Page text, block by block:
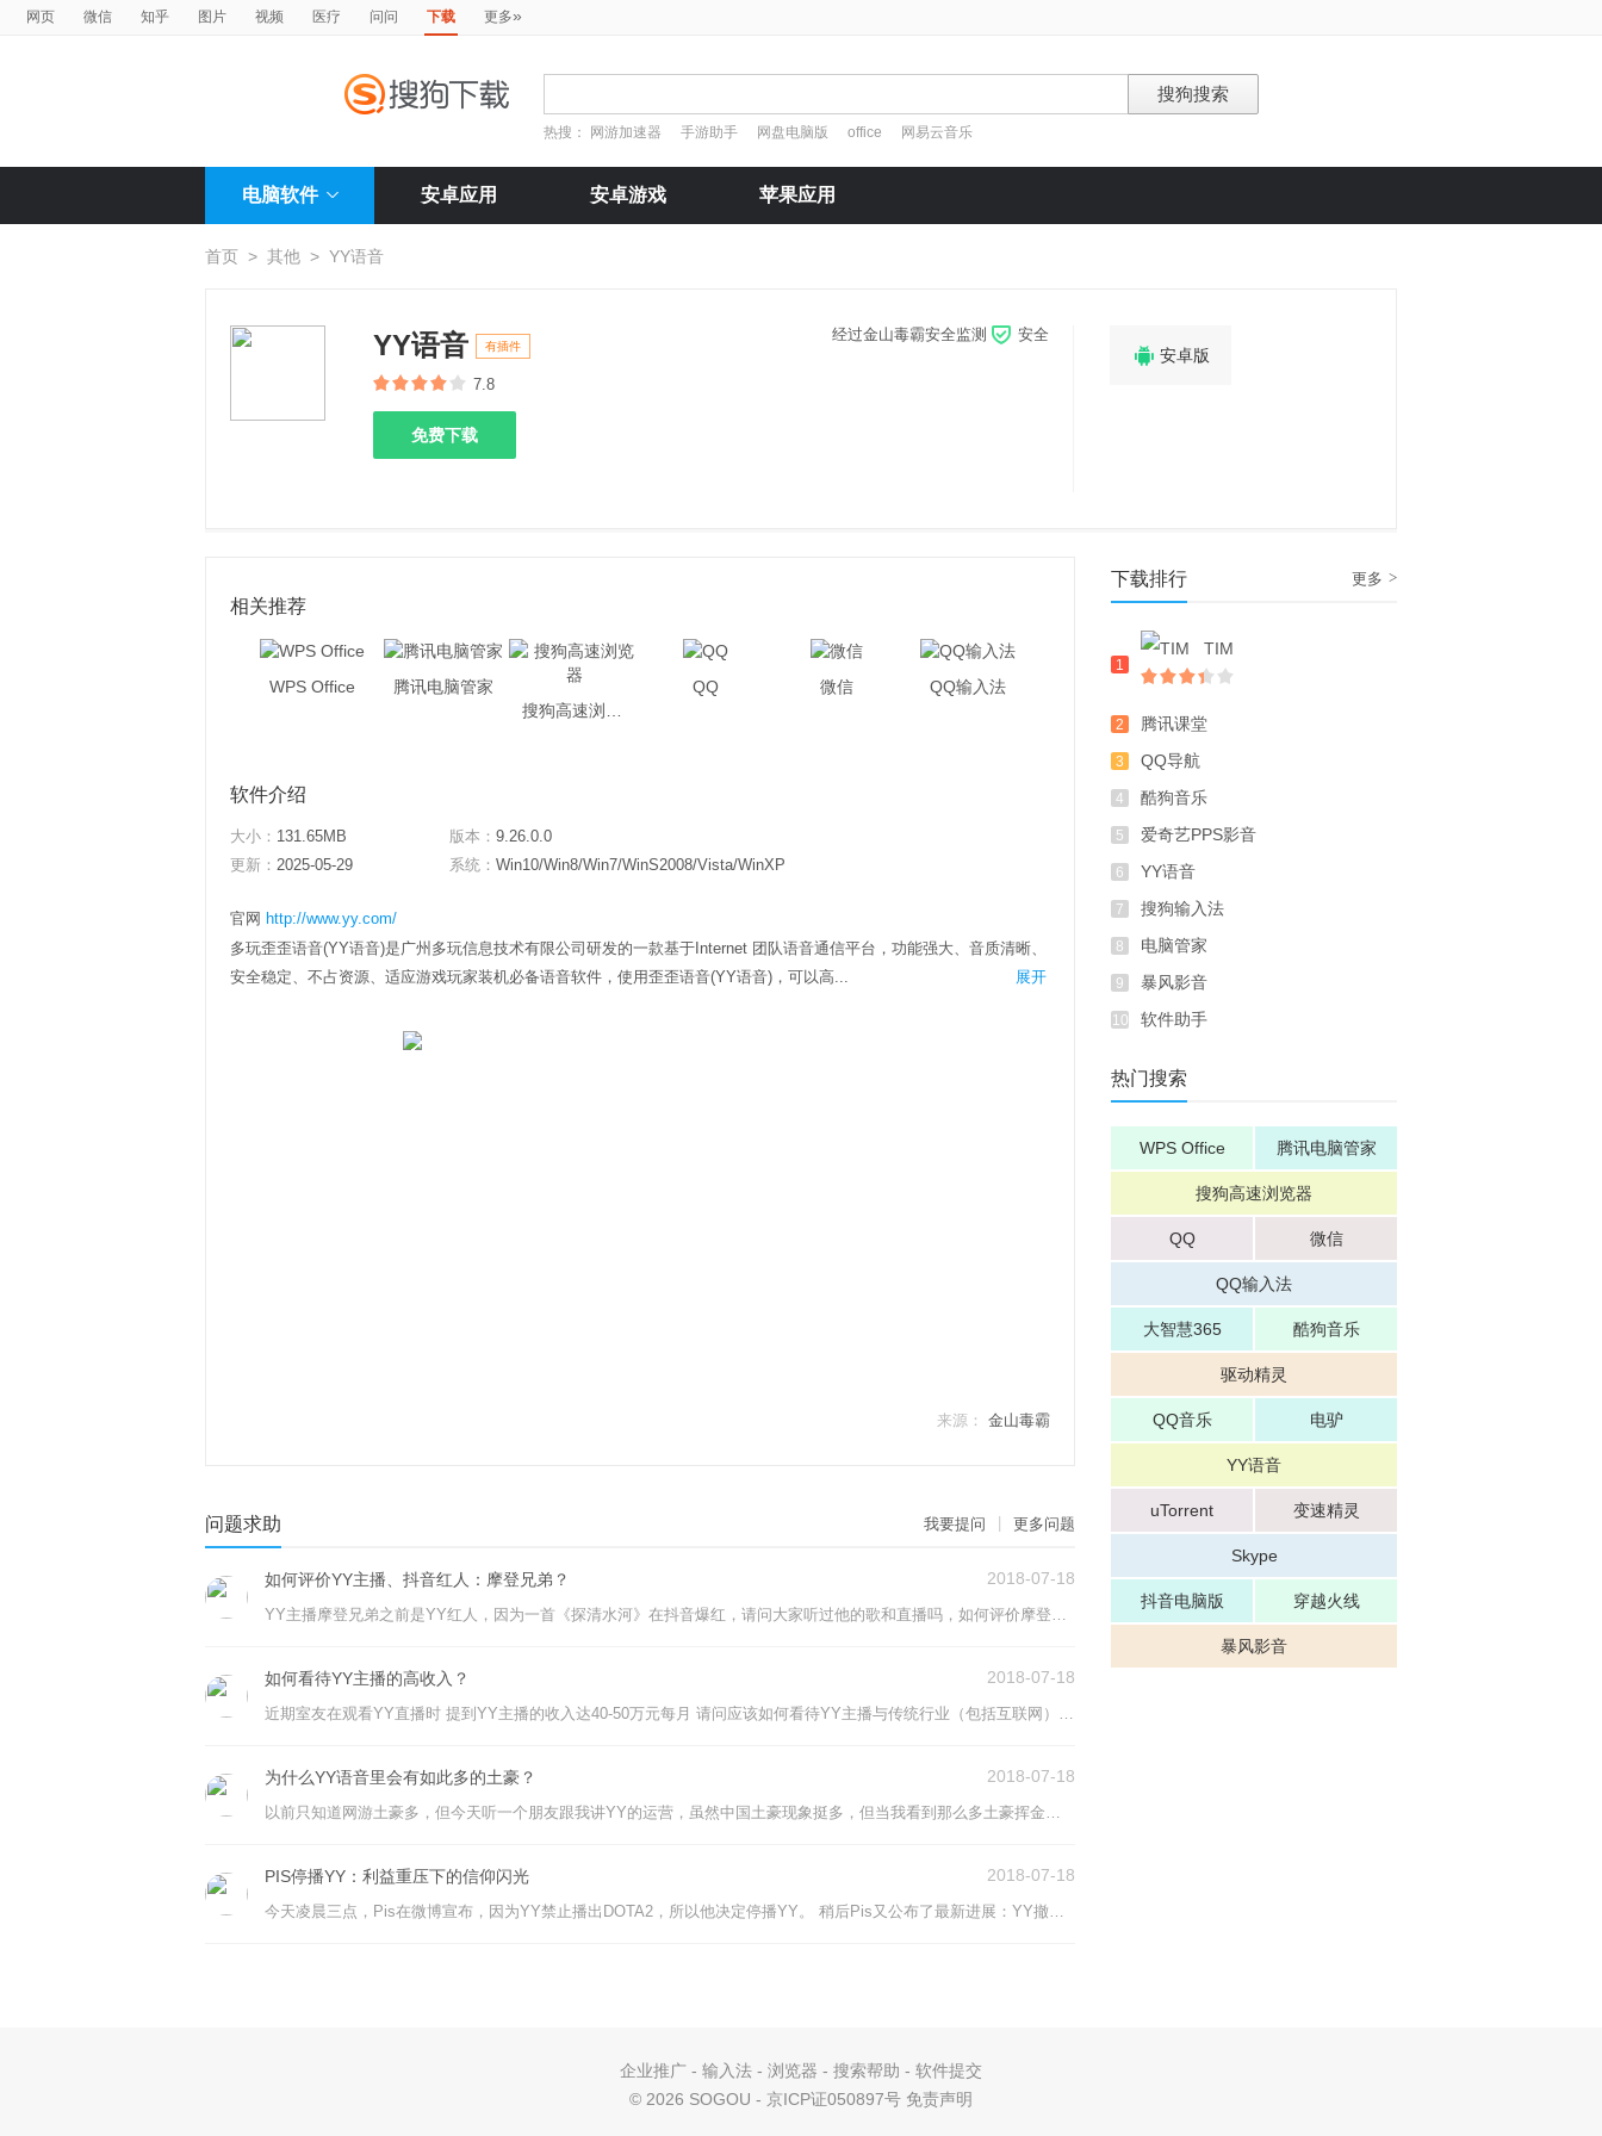
网页 微信 知乎 图片 视频 医疗 问问 下载 更多»
热搜： 网游加速器 手游助手 网盘电脑版 office 网易云音乐
电脑软件 安卓应用 安卓游戏 苹果应用
首页 > 其他 > YY语音
 安卓版
YY语音 有插件
7.8
免费下载
经过金山毒霸安全监测 安全
相关推荐
WPS Office
腾讯电脑管家
QQ 微信 QQ输入法
软件介绍
大小： 131.65MB 版本： 9.26.0.0
更新： 2025-05-29 系统： Win10/Win8/Win7/WinS2008/Vista/WinXP
官网 http://www.yy.com/
多玩歪歪语音(YY语音)是广州多玩信息技术有限公司研发的一款基于Internet 团队语音通信平台，功能强大、音质清晰、
安全稳定、不占资源、适应游戏玩家装机必备语音软件，使用歪歪语音(YY语音)，可以高...
展开
来源： 金山毒霸
问题求助 我要提问 更多问题
如何评价YY主播、抖音红人：摩登兄弟？
YY主播摩登兄弟之前是YY红人，因为一首《探清水河》在抖音爆红，请问大家听过他的歌和直播吗，如何评价摩登兄弟？
2018-07-18
如何看待YY主播的高收入？
近期室友在观看YY直播时 提到YY主播的收入达40-50万元每月 请问应该如何看待YY主播与传统行业（包括互联网）的工作
2018-07-18
为什么YY语音里会有如此多的土豪？
以前只知道网游土豪多，但今天听一个朋友跟我讲YY的运营，虽然中国土豪现象挺多，但当我看到那么多土豪挥金如土的时候，我还是挺震惊的。 YY的这种自盈模式算不算是「人傻钱多速来」的模式？ 谢绝抖机灵，希望专业深入分析，谢谢~
2018-07-18
PIS停播YY：利益重压下的信仰闪光
今天凌晨三点，Pis在微博宣布，因为YY禁止播出DOTA2，所以他决定停播YY。 稍后Pis又公布了最新进展：YY撤回了之前的决定，改为Pis需增加吃鸡的时长；但由于无法信任YY，Pis还是决定停播，并退还粉丝在YY送的所有礼物。
2018-07-18
下载排行 更多 >
1
TIM
2 腾讯课堂
3 QQ导航
4 酷狗音乐
5 爱奇艺PPS影音
6 YY语音
7 搜狗输入法
8 电脑管家
9 暴风影音
10 软件助手
热门搜索
WPS Office 腾讯电脑管家
搜狗高速浏览器
QQ 微信
QQ输入法
大智慧365 酷狗音乐
驱动精灵
QQ音乐 电驴
YY语音
uTorrent 变速精灵
Skype
抖音电脑版 穿越火线
暴风影音
企业推广 - 输入法 - 浏览器 - 搜索帮助 - 软件提交
© 2026 SOGOU - 京ICP证050897号 免责声明